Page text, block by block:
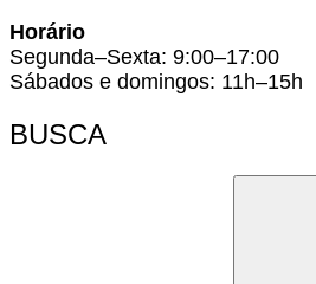
Horário
Segunda–Sexta: 9:00–17:00
Sábados e domingos: 11h–15h
BUSCA